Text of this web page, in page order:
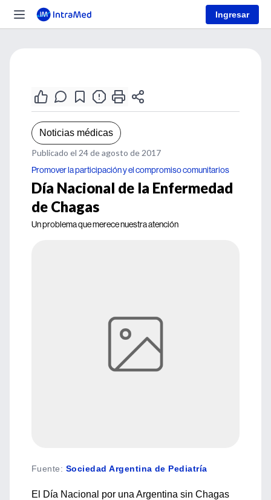
Ingresar
Noticias médicas
Publicado el 24 de agosto de 2017
Promover la participación y el compromiso comunitarios
Día Nacional de la Enfermedad
de Chagas
Un problema que merece nuestra atención
Fuente: Sociedad Argentina de Pediatría
El Día Nacional por una Argentina sin Chagas